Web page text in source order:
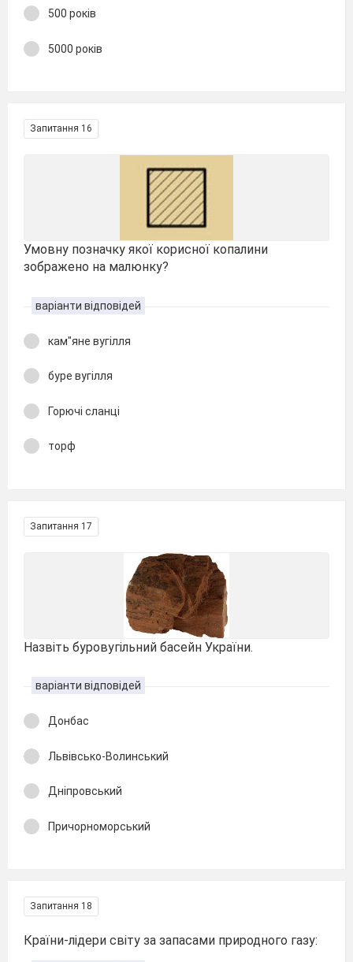
500 років
5000 років
Запитання 16
Умовну позначку якої корисної копалини
зображено на малюнку?
варіанти відповідей
кам"яне вугілля
буре вугілля
Горючі сланці
торф
Запитання 17
Назвіть буровугільний басейн України.
варіанти відповідей
Донбас
Львівсько-Волинський
Дніпровський
Причорноморський
Запитання 18
Країни-лідери світу за запасами природного газу: